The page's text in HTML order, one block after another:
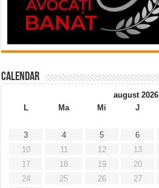
Calendar
august 2026
L
Ma Mi J
3
4 5 6
10
11 12 13
17
18 19 20
24
25 26 27